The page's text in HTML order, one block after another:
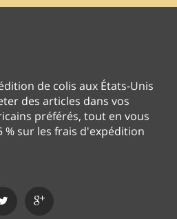
de colis aux États-Unis
des articles dans vos
préférés, tout en vous
sur les frais d'expédition